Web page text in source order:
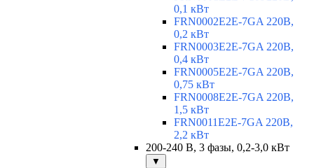
0,1 кВт
FRN0002E2E-7GA 220В,
0,2 кВт
FRN0003E2E-7GA 220В,
0,4 кВт
FRN0005E2E-7GA 220В,
0,75 кВт
FRN0008E2E-7GA 220В,
1,5 кВт
FRN0011E2E-7GA 220В,
2,2 кВт
200-240 В, 3 фазы, 0,2-3,0 кВт
▼